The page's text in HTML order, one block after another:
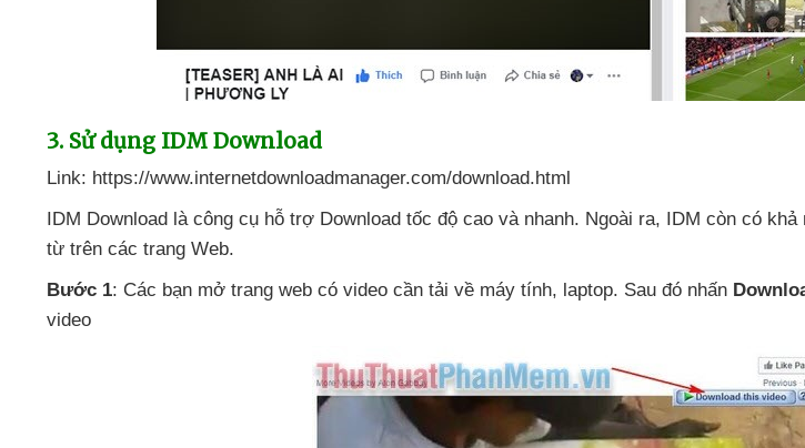
3. Sử dụng IDM Download
Link: https://www.internetdownloadmanager.com/download.html
IDM Download là công cụ hỗ trợ Download tốc độ cao và nhanh. Ngoài ra, IDM còn có khả
từ trên các trang Web.
Bước 1: Các bạn mở trang web có video cần tải về máy tính, laptop. Sau đó nhấn
video